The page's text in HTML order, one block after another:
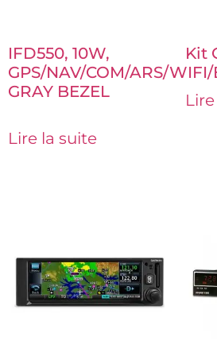
IFD550, 10W,
GPS/NAV/COM/ARS/WIFI/
GRAY BEZEL
Lire la suite
Kit